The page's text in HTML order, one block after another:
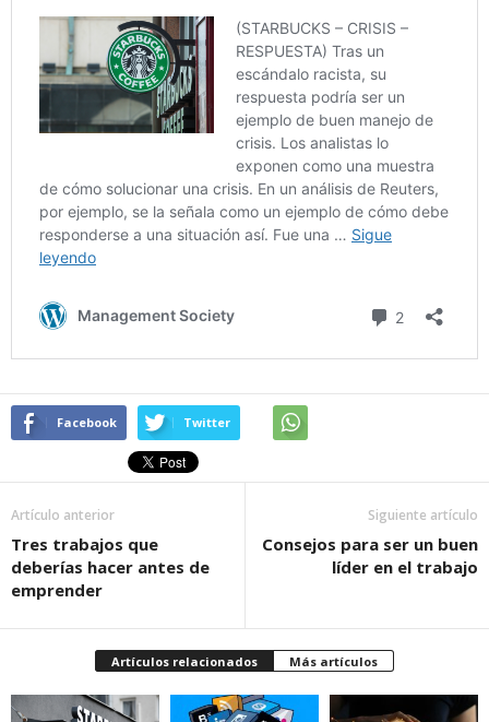
Facebook Twitter
Artículo anterior
Tres trabajos que
deberías hacer antes de
emprender
Siguiente artículo
Consejos para ser un buen
líder en el trabajo
Artículos relacionados Más artículos